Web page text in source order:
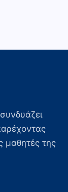
μαθητές της